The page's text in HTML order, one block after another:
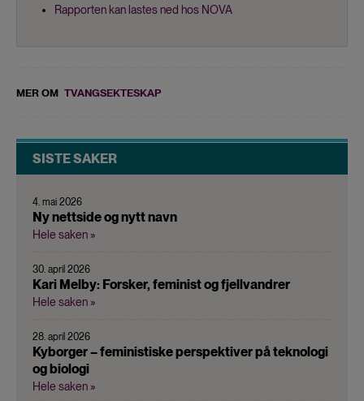
Rapporten kan lastes ned hos NOVA
MER OM TVANGSEKTESKAP
SISTE SAKER
4. mai 2026
Ny nettside og nytt navn
Hele saken »
30. april 2026
Kari Melby: Forsker, feminist og fjellvandrer
Hele saken »
28. april 2026
Kyborger – feministiske perspektiver på teknologi
og biologi
Hele saken »